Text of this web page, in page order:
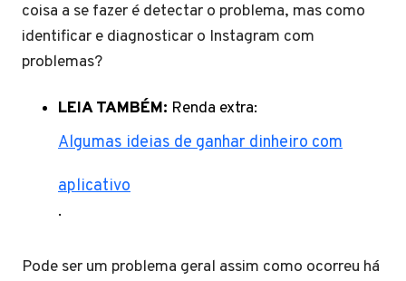
coisa a se fazer é detectar o problema, mas como
identificar e diagnosticar o Instagram com
problemas?
LEIA TAMBÉM: Renda extra:
Algumas ideias de ganhar dinheiro com
aplicativo
.
Pode ser um problema geral assim como ocorreu há